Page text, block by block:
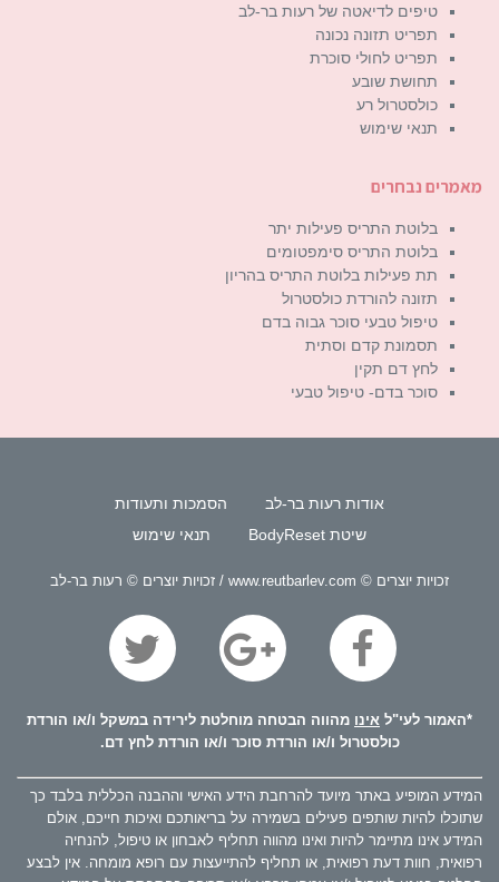
טיפים לדיאטה של רעות בר-לב
תפריט תזונה נכונה
תפריט לחולי סוכרת
תחושת שובע
כולסטרול רע
תנאי שימוש
מאמרים נבחרים
בלוטת התריס פעילות יתר
בלוטת התריס סימפטומים
תת פעילות בלוטת התריס בהריון
תזונה להורדת כולסטרול
טיפול טבעי סוכר גבוה בדם
תסמונת קדם וסתית
לחץ דם תקין
סוכר בדם- טיפול טבעי
אודות רעות בר-לב
הסמכות ותעודות
שיטת BodyReset
תנאי שימוש
זכויות יוצרים © www.reutbarlev.com / זכויות יוצרים © רעות בר-לב
*האמור לעי"ל אינו מהווה הבטחה מוחלטת לירידה במשקל ו/או הורדת
כולסטרול ו/או הורדת סוכר ו/או הורדת לחץ דם.
המידע המופיע באתר מיועד להרחבת הידע האישי וההבנה הכללית בלבד כך
שתוכלו להיות שותפים פעילים בשמירה על בריאותכם ואיכות חייכם, אולם
המידע אינו מתיימר להיות ואינו מהווה תחליף לאבחון או טיפול, להנחיה
רפואית, חוות דעת רפואית, או תחליף להתייעצות עם רופא מומחה. אין לבצע